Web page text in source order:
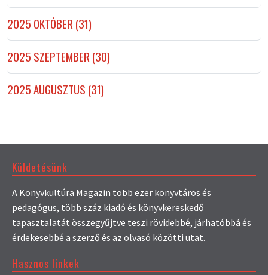
2025 OKTÓBER (31)
2025 SZEPTEMBER (30)
2025 AUGUSZTUS (31)
Küldetésünk
A Könyvkultúra Magazin több ezer könyvtáros és
pedagógus, több száz kiadó és könyvkereskedő
tapasztalatát összegyűjtve teszi rövidebbé, járhatóbbá és
érdekesebbé a szerző és az olvasó közötti utat.
Hasznos linkek